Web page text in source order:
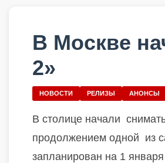
В Москве
2»
НОВОСТИ РЕЛИЗЫ АНОНСЫ
В столице начали
продолжением одной из
запланирован на 1